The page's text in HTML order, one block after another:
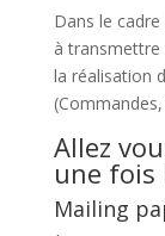
Dans le
à
la réalisation
Allez
une fois
Mailing